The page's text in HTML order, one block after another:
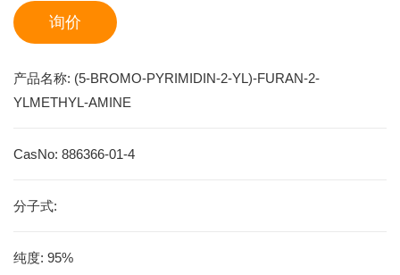
询价
产品名称: (5-BROMO-PYRIMIDIN-2-YL)-FURAN-2-
YLMETHYL-AMINE
CasNo: 886366-01-4
分子式:
纯度: 95%